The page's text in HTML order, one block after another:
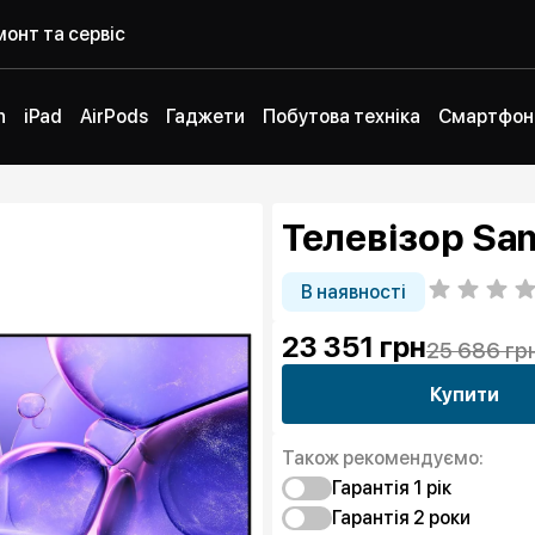
та сервіс
iPad AirPods Гаджети Побутова техніка
Телевізор
В наявності
23 351 грн25 686
Купити
Також рекомендуємо:
Гарантія 1 рік
Захист від браку
Гарантія 2 роки